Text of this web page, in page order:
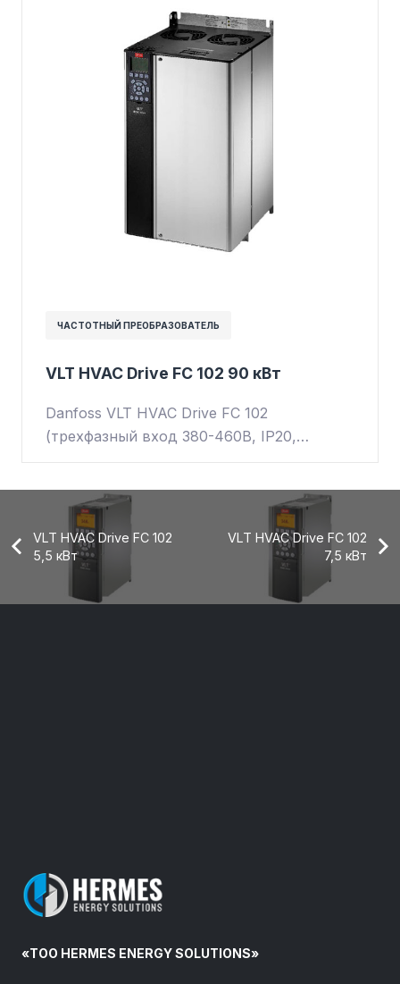
ЧАСТОТНЫЙ ПРЕОБРАЗОВАТЕЛЬ
VLT HVAC Drive FC 102 90 кВт
Danfoss VLT HVAC Drive FC 102
(трехфазный вход 380-460В, IP20,…
VLT HVAC Drive FC 102
5,5 кВт
VLT HVAC Drive FC 102
7,5 кВт
«ТОО HERMES ENERGY SOLUTIONS»